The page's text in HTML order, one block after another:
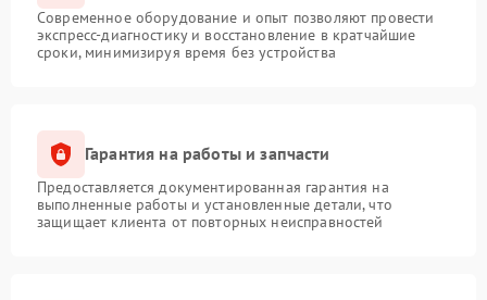
Современное оборудование и опыт позволяют провести
экспресс-диагностику и восстановление в кратчайшие
сроки, минимизируя время без устройства
Гарантия на работы и запчасти
Предоставляется документированная гарантия на
выполненные работы и установленные детали, что
защищает клиента от повторных неисправностей